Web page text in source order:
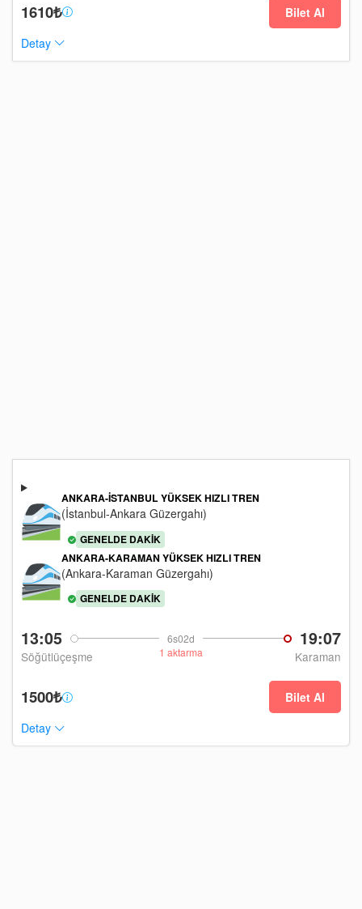
1610₺
Bilet Al
Detay
13:05
6s02d
1 aktarma
19:07
Söğütlüçeşme Karaman
ANKARA-İSTANBUL YÜKSEK HIZLI TREN
(İstanbul-Ankara Güzergahı)
GENELDE DAKIK
ANKARA-KARAMAN YÜKSEK HIZLI TREN
(Ankara-Karaman Güzergahı)
GENELDE DAKIK
1500₺
Bilet Al
Detay